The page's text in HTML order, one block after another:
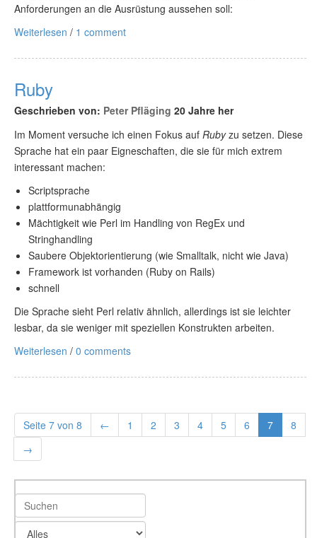
Anforderungen an die Ausrüstung aussehen soll:
Weiterlesen / 1 comment
Ruby
Geschrieben von: Peter Pfläging 20 Jahre her
Im Moment versuche ich einen Fokus auf Rubyzu setzen. Diese
Sprache hat ein paar Eigneschaften, die sie für mich extrem
interessant machen:
Scriptsprache
plattformunabhängig
Mächtigkeit wie Perl im Handling von RegEx und
Stringhandling
Saubere Objektorientierung (wie Smalltalk, nicht wie Java)
Framework ist vorhanden (Ruby on Rails)
schnell
Die Sprache sieht Perl relativ ähnlich, allerdings ist sie leichter
lesbar, da sie weniger mit speziellen Konstrukten arbeiten.
Weiterlesen / 0 comments
Seite 7 von 8 ← 1 2 3 4 5 6 7
8
→